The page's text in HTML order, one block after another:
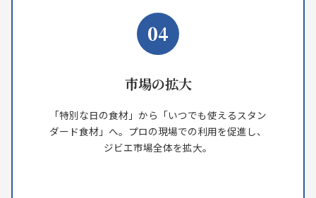
04
市場の拡大
「特別な日の食材」から「いつでも使えるスタン
ダード食材」へ。プロの現場での利用を促進し、
ジビエ市場全体を拡大。